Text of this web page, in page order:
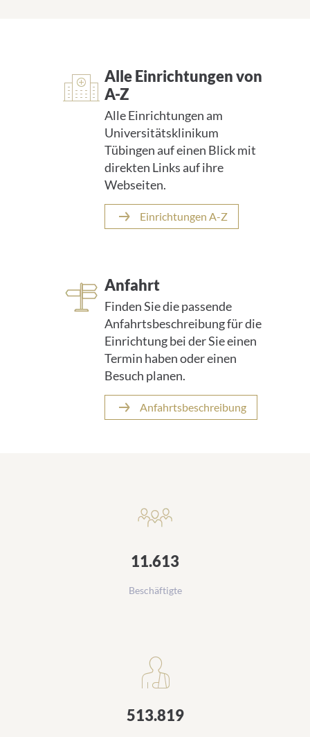
Alle Einrichtungen von
A-Z
Alle Einrichtungen am
Universitätsklinikum
Tübingen auf einen Blick mit
direkten Links auf ihre
Webseiten.
Einrichtungen A-Z
Anfahrt
Finden Sie die passende
Anfahrtsbeschreibung für die
Einrichtung bei der Sie einen
Termin haben oder einen
Besuch planen.
Anfahrtsbeschreibung
11.613
Beschäftigte
513.819